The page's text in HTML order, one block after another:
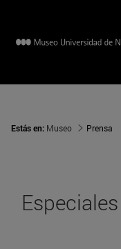
Estás en: Museo Prensa